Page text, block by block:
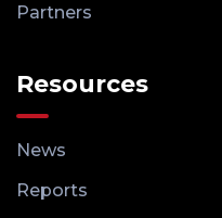
Partners
Resources
News
Reports